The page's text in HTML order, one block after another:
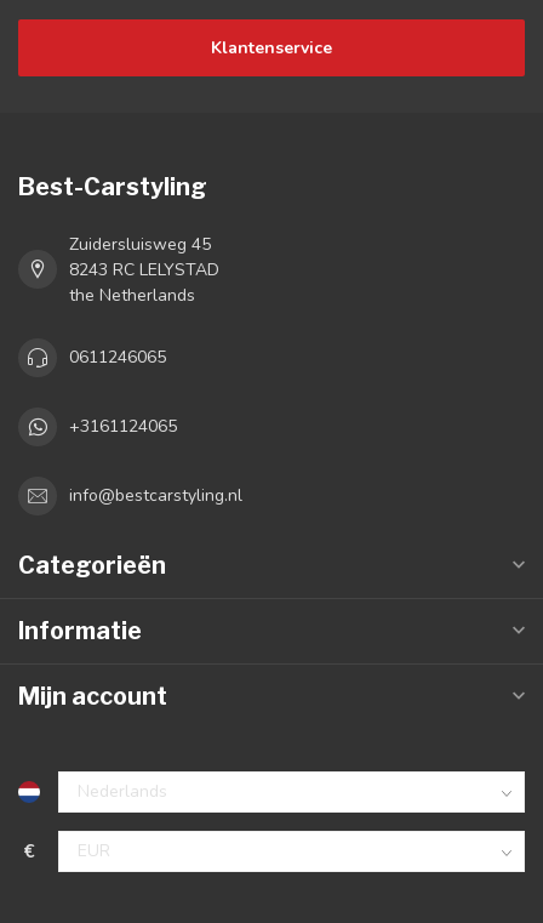
Klantenservice
Best-Carstyling
Zuidersluisweg 45
8243 RC LELYSTAD
the Netherlands
0611246065
+3161124065
info@bestcarstyling.nl
Categorieën
Informatie
Mijn account
€